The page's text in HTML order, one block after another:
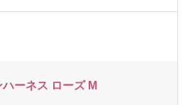
ーネス ローズ M